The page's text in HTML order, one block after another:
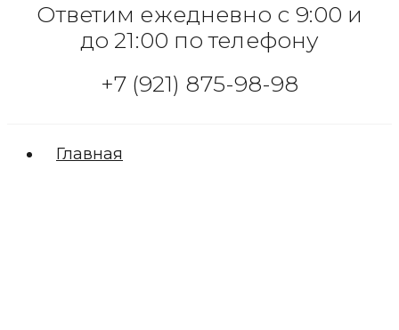
Ответим ежедневно с 9:00 и
до 21:00 по телефону
+7 (921) 875-98-98
Главная